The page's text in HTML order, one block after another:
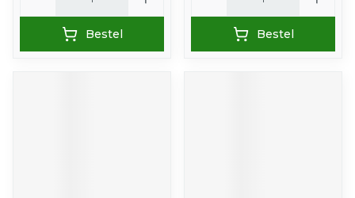
Bestel Bestel